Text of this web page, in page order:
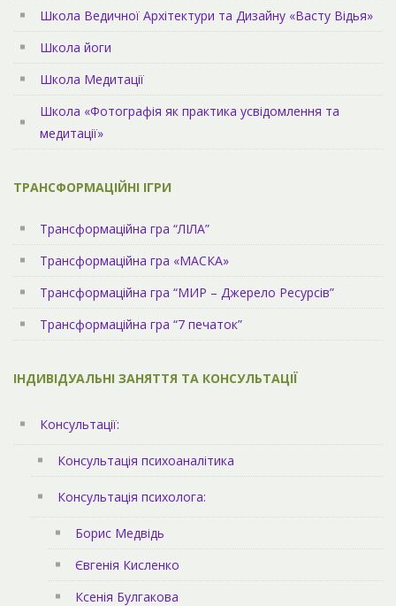
Школа Ведичної Архітектури та Дизайну «Васту Відья»
Школа йоги
Школа Медитації
Школа «Фотографія як практика усвідомлення та
медитації»
ТРАНСФОРМАЦІЙНІ ІГРИ
Трансформаційна гра “ЛІЛА”
Трансформаційна гра «МАСКА»
Трансформаційна гра “МИР – Джерело Ресурсів”
Трансформаційна гра “7 печаток”
ІНДИВІДУАЛЬНІ ЗАНЯТТЯ ТА КОНСУЛЬТАЦІЇ
Консультації:
Консультація психоаналітика
Консультація психолога:
Борис Медвідь
Євгенія Кисленко
Ксенія Булгакова